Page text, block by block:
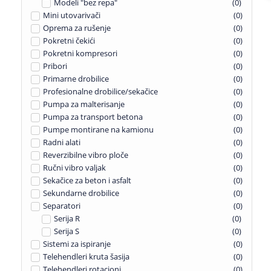
Modeli "bez repa"
(0)
Mini utovarivači
(0)
Oprema za rušenje
(0)
Pokretni čekići
(0)
Pokretni kompresori
(0)
Pribori
(0)
Primarne drobilice
(0)
Profesionalne drobilice/sekačice
(0)
Pumpa za malterisanje
(0)
Pumpa za transport betona
(0)
Pumpe montirane na kamionu
(0)
Radni alati
(0)
Reverzibilne vibro ploče
(0)
Ručni vibro valjak
(0)
Sekačice za beton i asfalt
(0)
Sekundarne drobilice
(0)
Separatori
(0)
Serija R
(0)
Serija S
(0)
Sistemi za ispiranje
(0)
Telehendleri kruta šasija
(0)